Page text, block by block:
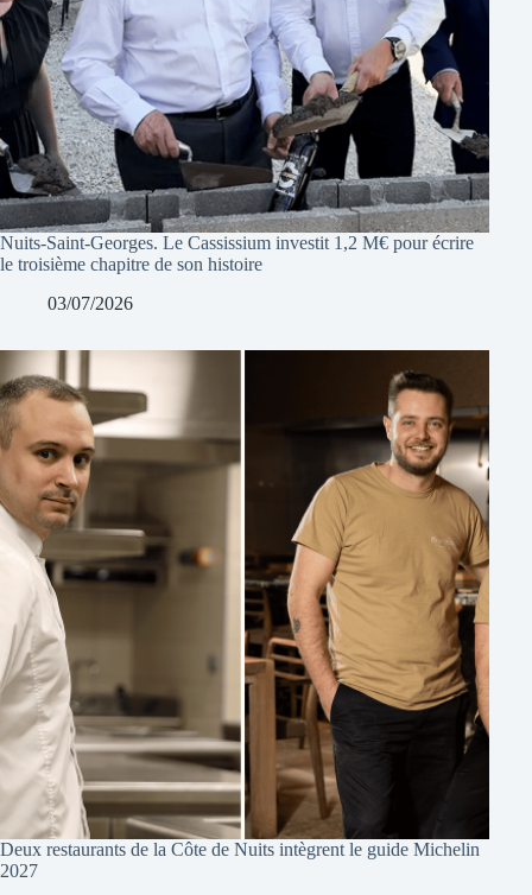
Nuits-Saint-Georges. Le Cassissium investit 1,2 M€ pour écrire
le troisième chapitre de son histoire
03/07/2026
Deux restaurants de la Côte de Nuits intègrent le guide Michelin
2027